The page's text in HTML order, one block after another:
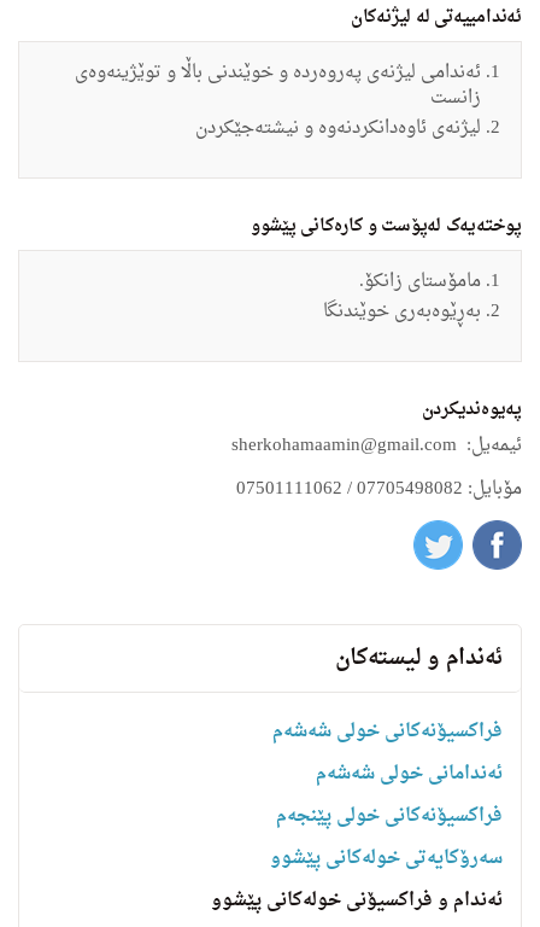
ئەندامییەتی لە لیژنەکان
ئەندامی لیژنه‌ى په‌روه‌رده‌ ‌و خوێندنى باڵا ‌و توێژینه‌وه‌ى
زانست
لیژنه‌ى ئاوه‌دانكردنه‌وه‌ ‌و نیشته‌جێكردن
پوختەیەک لەپۆست و کارەکانی پێشوو
مامۆستاى زانكۆ.
به‌ڕێوه‌به‌رى خوێندنگا
په‌یوه‌ندیكردن
ئیمه‌یل:
مۆبایل:
ئه‌ندام و لیسته‌كان
فراکسیۆنەکانی خولی شەشەم
ئەندامانی خولی شەشەم
فراکسیۆنەکانی خولی پێنجەم
سه‌رۆكایه‌تی خولەکانی پێشوو
ئەندام و فراکسیۆنی خولەکانی پێشوو